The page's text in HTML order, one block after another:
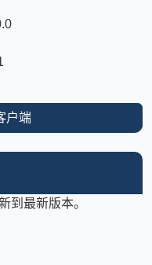
户端
到最新版本。